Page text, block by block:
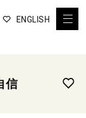
ENGLISH
信